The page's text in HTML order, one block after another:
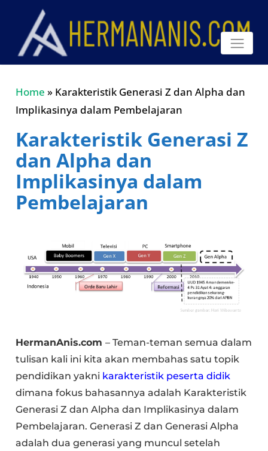
Home » Karakteristik Generasi Z dan Alpha dan
Implikasinya dalam Pembelajaran
Karakteristik Generasi Z
dan Alpha dan
Implikasinya dalam
Pembelajaran
HermanAnis.com– Teman-teman semua dalam
tulisan kali ini kita akan membahas satu topik
pendidikan yakni karakteristik peserta didik
dimana fokus bahasannya adalah Karakteristik
Generasi Z dan Alpha dan Implikasinya dalam
Pembelajaran. Generasi Z dan Generasi Alpha
adalah dua generasi yang muncul setelah